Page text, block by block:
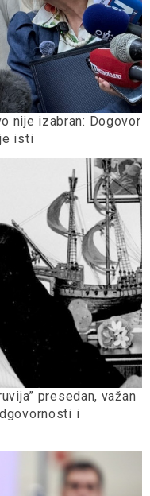
nije izabran: Dogovor
isti
presedan, važan
i